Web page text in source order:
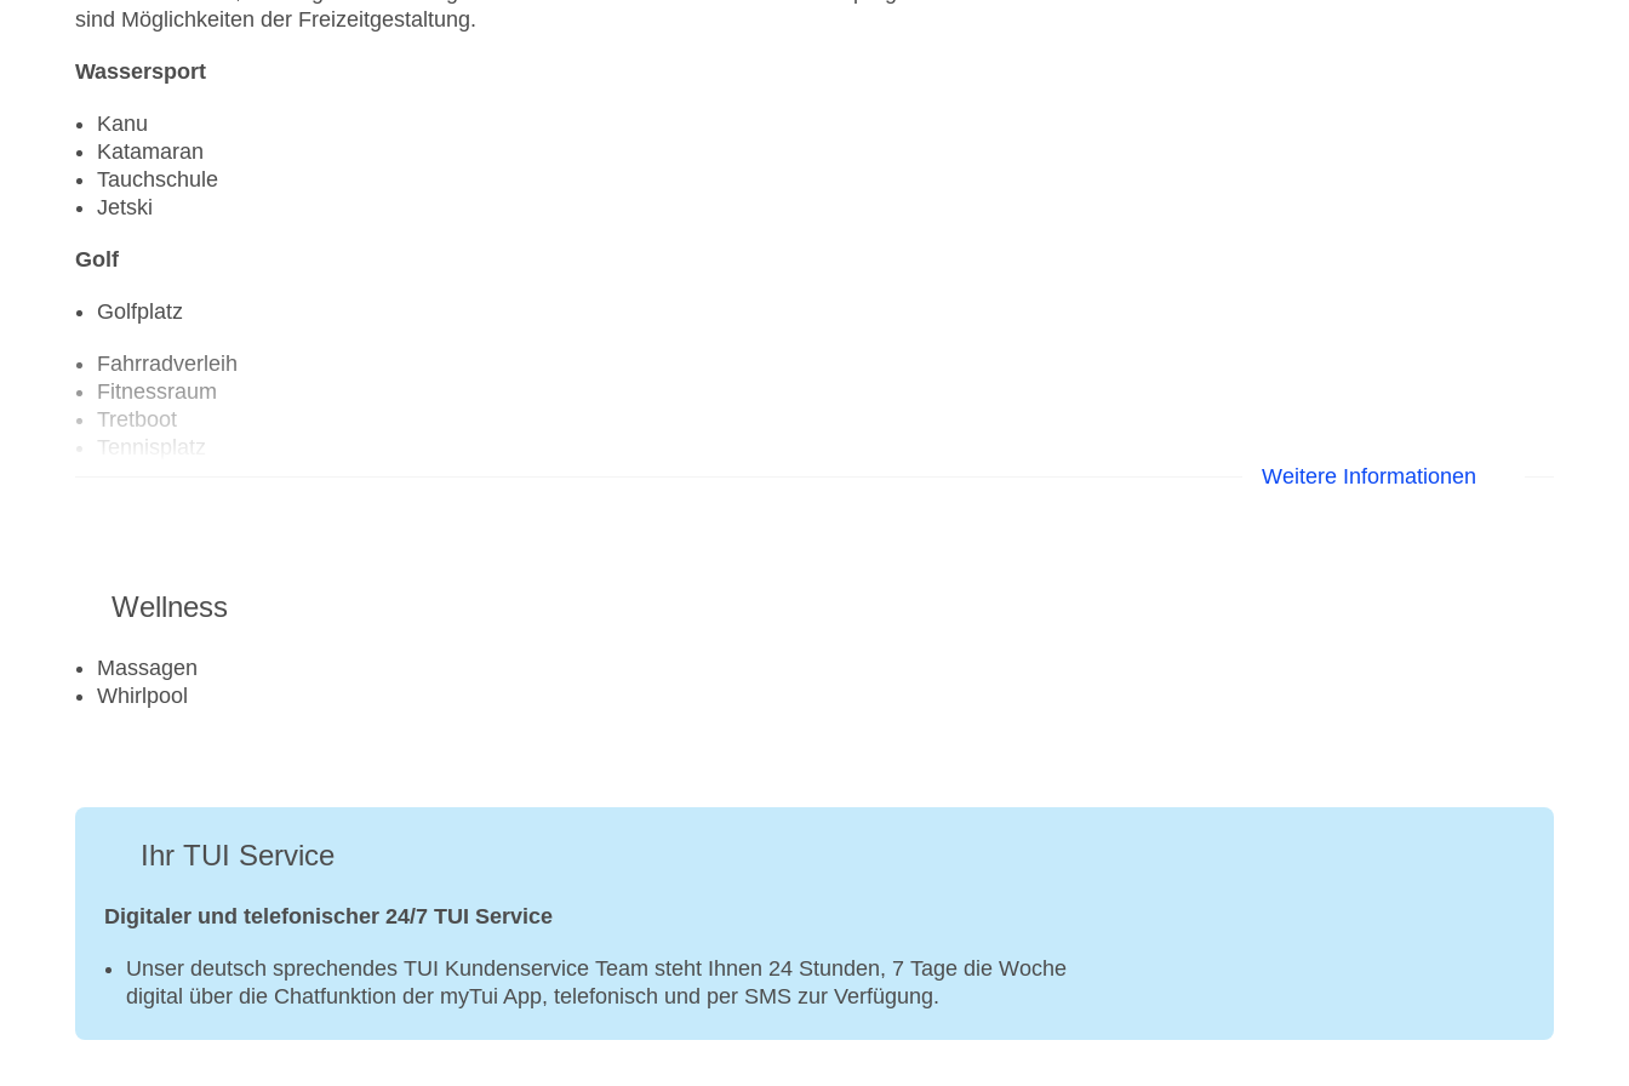
sind Möglichkeiten der Freizeitgestaltung.
Wassersport
Kanu
Katamaran
Tauchschule
Jetski
Golf
Golfplatz
Fahrradverleih
Fitnessraum
Tretboot
Tennisplatz
Weitere Informationen
Wellness
Massagen
Whirlpool
Ihr TUI Service
Digitaler und telefonischer 24/7 TUI Service
Unser deutsch sprechendes TUI Kundenservice Team steht Ihnen 24 Stunden, 7 Tage die Woche
digital über die Chatfunktion der myTui App, telefonisch und per SMS zur Verfügung.